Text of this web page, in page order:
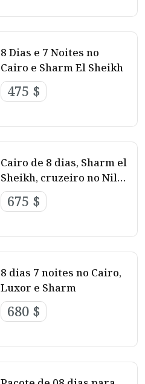
8 Dias e 7 Noites no
Cairo e Sharm El Sheikh
475 $
Cairo de 8 dias, Sharm el
Sheikh, cruzeiro no Nilo
Luxor Aswan
675 $
8 dias 7 noites no Cairo,
Luxor e Sharm
680 $